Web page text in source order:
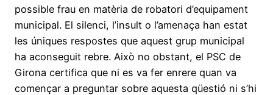
possible frau en matèria de robatori d’equipament
municipal. El silenci, l’insult o l’amenaça han estat
les úniques respostes que aquest grup municipal
ha aconseguit rebre. Això no obstant, el PSC de
Girona certifica que ni es va fer enrere quan va
començar a preguntar sobre aquesta qüestió ni s’hi